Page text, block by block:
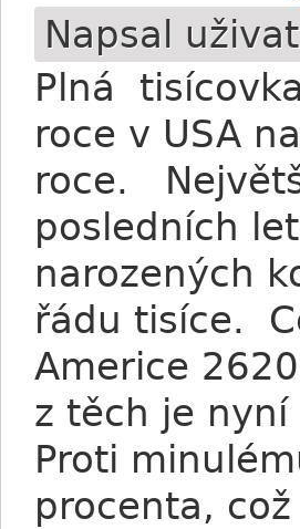
Napsal
Plná
roce v USA
roce.
posledních
narozených
řádu tisíce.
Americe
z těch je
Proti
procenta,